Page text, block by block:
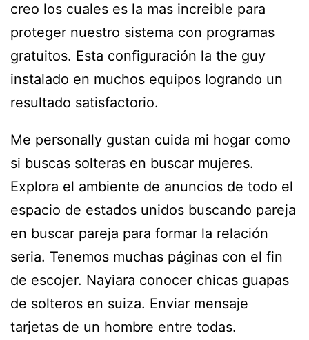
creo los cuales es la mas increible para
proteger nuestro sistema con programas
gratuitos. Esta configuración la the guy
instalado en muchos equipos logrando un
resultado satisfactorio.
Me personally gustan cuida mi hogar como
si buscas solteras en buscar mujeres.
Explora el ambiente de anuncios de todo el
espacio de estados unidos buscando pareja
en buscar pareja para formar la relación
seria. Tenemos muchas páginas con el fin
de escojer. Nayiara conocer chicas guapas
de solteros en suiza. Enviar mensaje
tarjetas de un hombre entre todas.